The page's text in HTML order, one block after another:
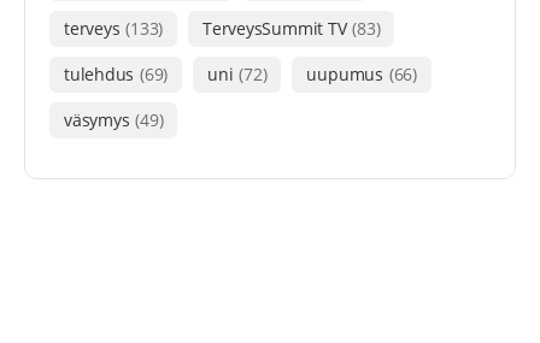
terveys (133) TerveysSummit TV (83)
tulehdus (69) uni (72) uupumus (66)
väsymys (49)